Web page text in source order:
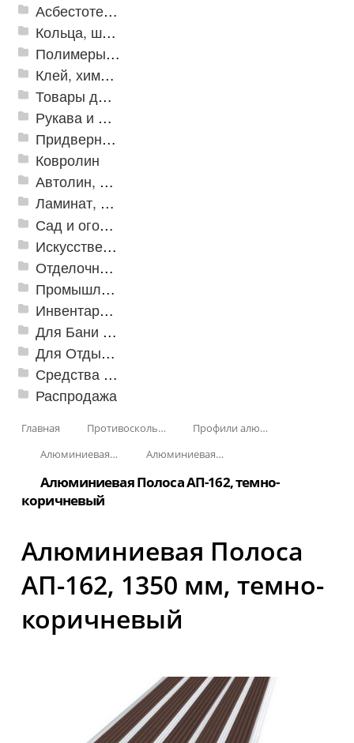
Асбестотехнические и теплоизоляционные материалы
Кольца, шайбы, манжеты
Полимеры и пластики
Клей, химия, сопутствующие товары
Товары для дома
Рукава и шланги промышленные
Придверные решетки
Ковролин
Автолин, Транслин, Линолеум
Ламинат, Кварцвиниловая плитка SPC
Сад и огород
Искусственная трава
Отделочные профили
Промышленный текстиль
Инвентарь для клининга
Для Бани и Сауны
Для Отдыха и Пикника
Средства от насекомых и садовых вредителей
Распродажа
Главная Противоскользящая защита для лестниц, профили, ленты
Профили алюминиевые с резиновой вставкой
Алюминиевая полоса с резиновыми вставками
Алюминиевая Полоса с пятью резиновыми вставками АП-162
Алюминиевая Полоса АП-162, темно-
коричневый
Алюминиевая Полоса
АП-162, 1350 мм, темно-
коричневый